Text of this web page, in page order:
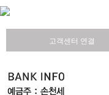
고객센터 연결